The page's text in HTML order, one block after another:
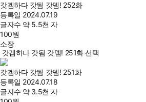
갓겜하다 갓됨 갓뎀! 252화
등록일 2024.07.19
글자수 약 5.5천 자
100원
소장
갓겜하다 갓됨 갓뎀! 251화 선택
갓겜하다 갓됨 갓뎀! 251화
등록일 2024.07.18
글자수 약 3.5천 자